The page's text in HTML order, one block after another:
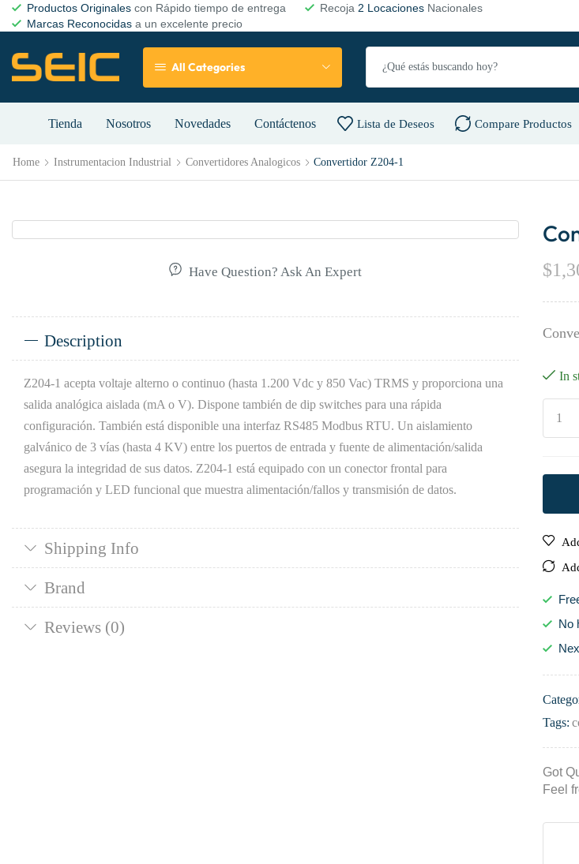
Productos Originales con Rápido tiempo de entrega Recoja 2 Locaciones Nacionales
Marcas Reconocidas a un excelente precio
All Categories
Tienda Nosotros Novedades Contáctenos Lista de Deseos Compare Productos
Home Instrumentacion Industrial Convertidores Analogicos Convertidor Z204-1
Have Question? Ask An Expert
Description
Z204-1 acepta voltaje alterno o continuo (hasta 1.200 Vdc y 850 Vac) TRMS y proporciona una
salida analógica aislada (mA o V). Dispone también de dip switches para una rápida
configuración. También está disponible una interfaz RS485 Modbus RTU. Un aislamiento
galvánico de 3 vías (hasta 4 KV) entre los puertos de entrada y fuente de alimentación/salida
asegura la integridad de sus datos. Z204-1 está equipado con un conector frontal para
programación y LED funcional que muestra alimentación/fallos y transmisión de datos.
Shipping Info
Brand
Reviews (0)
$
In
No
Tags:
Got
Feel